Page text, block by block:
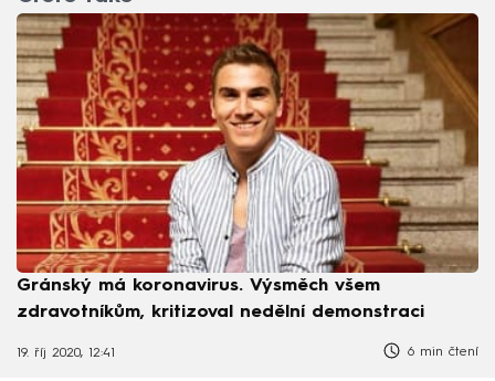
Gránský má koronavirus. Výsměch všem
zdravotníkům, kritizoval nedělní demonstraci
19. říj 2020, 12:41 6 min čtení